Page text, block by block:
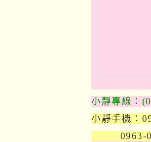
小靜專線：
小靜手機：
0963-088-